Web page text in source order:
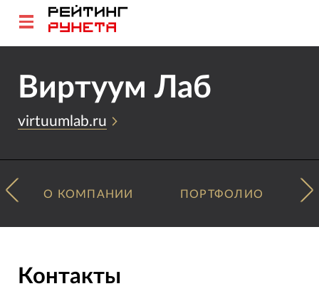
Виртуум Лаб
virtuumlab.ru
О КОМПАНИИ ПОРТФОЛИО
Контакты